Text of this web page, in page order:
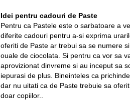
Idei pentru cadouri de Paste
Pentru ca Pastele este o sarbatoare a
diferite cadouri pentru a-si exprima
oferiti de Paste ar trebui sa se numere
ouale de ciocolata. Si pentru ca vor sa
aprovizionat dinvreme si au inceput sa
iepurasi de plus. Bineinteles ca
dar nu uitati ca de Paste trebuie sa
doar copiilor..